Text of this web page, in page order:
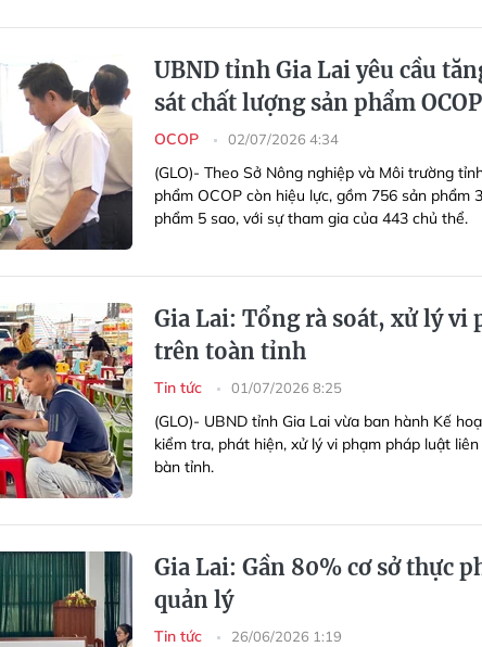
UBND tỉnh Gia Lai yêu cầu
sát chất lượng sản phẩm OCOP
OCOP 02/07/2026 4:34
(GLO)- Theo Sở Nông nghiệp và Môi trường
phẩm OCOP còn hiệu lực, gồm 756 sản phẩm
phẩm 5 sao, với sự tham gia của 443 chủ thể.
Gia Lai: Tổng rà soát, xử lý vi
trên toàn tỉnh
Tin tức 01/07/2026 8:25
(GLO)- UBND tỉnh Gia Lai vừa ban hành Kế
kiểm tra, phát hiện, xử lý vi phạm pháp luật
bàn tỉnh.
Gia Lai: Gần 80% cơ sở thực
quản lý
Tin tức 26/06/2026 1:19